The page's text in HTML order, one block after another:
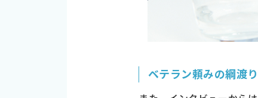
ベテラン頼みの綱渡り